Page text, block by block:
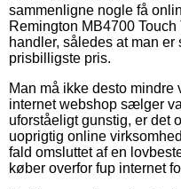
sammenligne nogle få
Remington MB4700
handler, således at man
prisbilligste pris.
Man må ikke desto
internet webshop sælger
uforståeligt gunstig, er det
uoprigtig online
fald omsluttet af en
køber overfor fup internet